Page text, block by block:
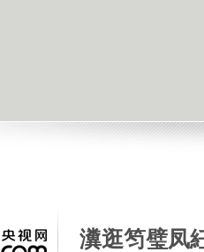
瀵逛笉璧凤